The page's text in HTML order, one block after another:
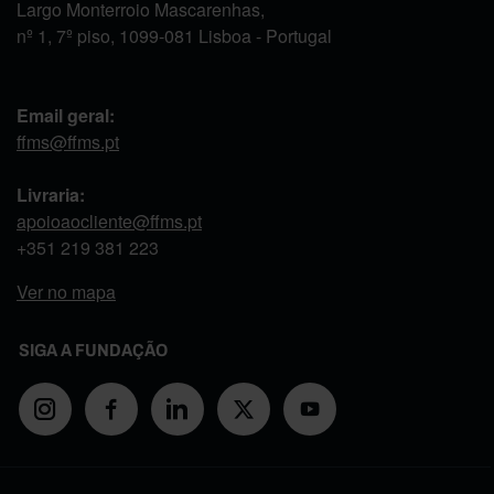
Largo Monterroio Mascarenhas,
nº 1, 7º piso, 1099-081 Lisboa - Portugal
Email geral:
ffms@ffms.pt
Livraria:
apoioaocliente@ffms.pt
+351 219 381 223
Ver no mapa
SIGA A FUNDAÇÃO